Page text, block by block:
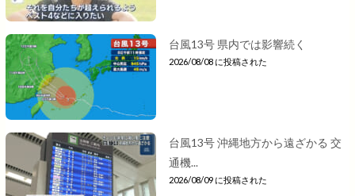
台風13号 県内では影響続く
2026/08/08 に投稿された
台風13号 沖縄地方から遠ざかる 交
通機...
2026/08/09 に投稿された